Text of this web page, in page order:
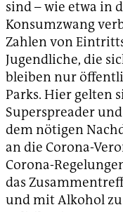
sind – wie etwa in
Konsumzwang
Zahlen von
Jugendliche, die
bleiben nur
Parks. Hier gelten
Superspreader
dem nötigen
an die Corona-
Corona-
das
und mit Alkohol